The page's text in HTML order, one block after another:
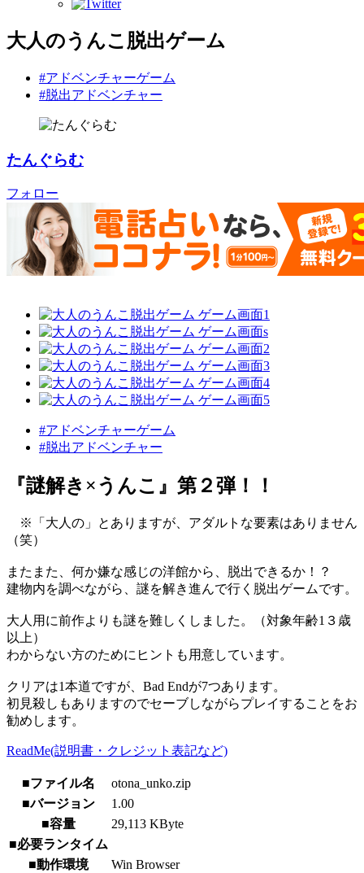
大人のうんこ脱出ゲーム
#アドベンチャーゲーム
#脱出アドベンチャー
たんぐらむ
フォロー
#アドベンチャーゲーム
#脱出アドベンチャー
『謎解き×うんこ』第２弾！！
※「大人の」とありますが、アダルトな要素はありません
（笑）
またまた、何か嫌な感じの洋館から、脱出できるか！？
建物内を調べながら、謎を解き進んで行く脱出ゲームです。
大人用に前作よりも謎を難しくしました。（対象年齢1３歳
以上）
わからない方のためにヒントも用意しています。
クリアは1本道ですが、Bad Endが7つあります。
初見殺しもありますのでセーブしながらプレイすることをお
勧めします。
ReadMe(説明書・クレジット表記など)
■ファイル名
otona_unko.zip
■バージョン
1.00
■容量
29,113 KByte
■必要ランタイム
■動作環境
Win Browser